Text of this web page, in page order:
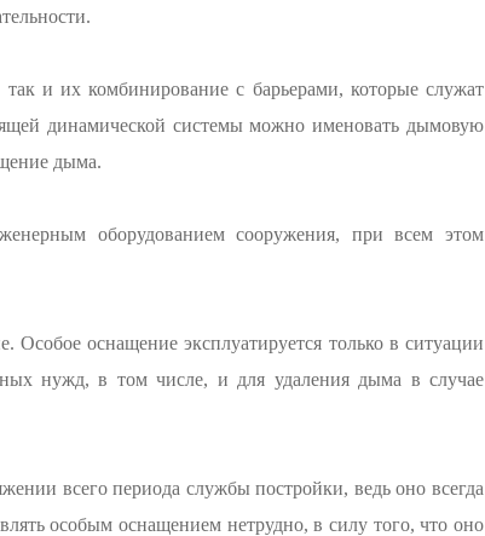
и их комбинирование с барьерами, которые служат
динамической системы можно именовать дымовую
дыма.
оборудованием сооружения, при всем этом
оснащение эксплуатируется только в ситуации
нужд, в том числе, и для удаления дыма в случае
всего периода службы постройки, ведь оно всегда
особым оснащением нетрудно, в силу того, что оно